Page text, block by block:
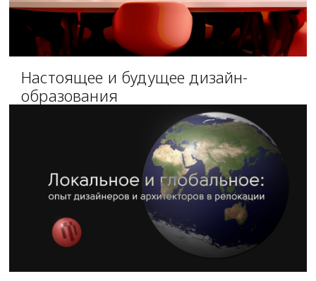
Настоящее и будущее дизайн-
образования